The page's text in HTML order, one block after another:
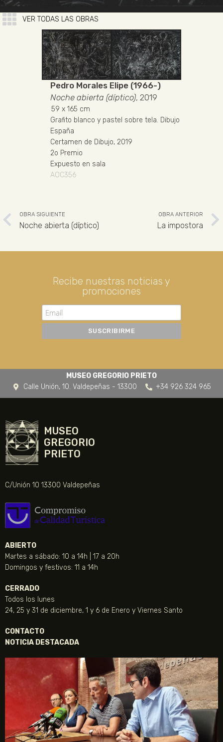
VER TODAS LAS OBRAS
Pedro Morales Elipe (1966-)
Noche abierta (díptico), 2019
59 x 165 cm
Grafito blanco y pastel sobre tela. Dibujo
España
Certamen de Dibujo, 2019
2o Premio
Expuesto en sala
AOC356
OBRA SIGUIENTE
Noche abierta (díptico)
OBRA ANTERIOR
La impostora
Recibe nuestras noticias y
promociones
MUSEO GREGORIO PRIETO
Calle Unión, 10. Valdepeñas - 13300
+34 926 324 965
MUSEO
GREGORIO
PRIETO
C/Unión 10 13300 Valdepeñas
ABIERTO
Martes a sábado: 10 a 14h | 17 a 20h
Domingos y festivos: 11 a 14h
CERRADO
Todos los lunes
24, 25 y 31 de diciembre, 1 y 6 de Enero y Viernes Santo
CONTACTO
NOTICIA DESTACADA